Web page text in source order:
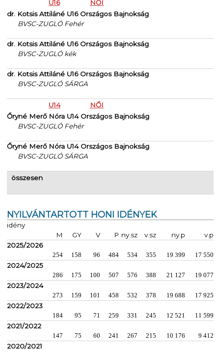
U16
NŐI
dr. Kotsis Attiláné U16 Országos Bajnokság
BVSC-ZUGLÓ Fehér
dr. Kotsis Attiláné U16 Országos Bajnokság
BVSC-ZUGLÓ kék
dr. Kotsis Attiláné U16 Országos Bajnokság
BVSC-ZUGLÓ SÁRGA
U14
NŐI
Őryné Merő Nóra U14 Országos Bajnokság
BVSC-ZUGLÓ Fehér
Őryné Merő Nóra U14 Országos Bajnokság
BVSC-ZUGLÓ SÁRGA
összesen
NYILVÁNTARTOTT HONI IDÉNYEK
idény
M
GY V P ny.sz v.sz ny.p
v.p
2025/2026
254 158 96 484 534 355 19 399 17 550
2024/2025
286 175 100 507 576 388 21 127 19 077
2023/2024
273 159 101 458 532 378 19 688 17 925
2022/2023
184 95 71 259 331 245 12 521 11 599
2021/2022
147 75 60 241 267 215 10 176 9 412
2020/2021